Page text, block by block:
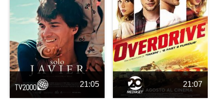
21:05 21:07